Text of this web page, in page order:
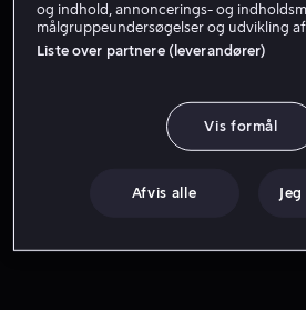
og indhold, annoncerings- og
målgruppeundersøgelser og udvikling af
Liste over partnere (leverandører)
Vis formål
Afvis alle